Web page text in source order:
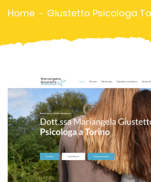
Home Giustetto Psicologa